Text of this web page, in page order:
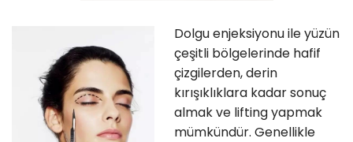
Dolgu enjeksiyonu ile yüzün
çeşitli bölgelerinde hafif
çizgilerden, derin
kırışıklıklara kadar sonuç
almak ve lifting yapmak
mümkündür. Genellikle